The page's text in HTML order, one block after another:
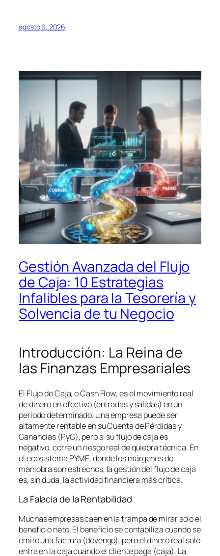
agosto 6, 2026
Gestión Avanzada del Flujo
de Caja: 10 Estrategias
Infalibles para la Tesorería y
Solvencia de tu Negocio
Introducción: La Reina de
las Finanzas Empresariales
El Flujo de Caja, oCash Flow, es el movimiento real
de dinero en efectivo (entradas y salidas) en un
periodo determinado. Una empresa puede ser
altamente rentable en su Cuenta de Pérdidas y
Ganancias (PyG), pero si su flujo de caja es
negativo, corre un riesgo real de quiebra técnica. En
el ecosistema PYME, donde los márgenes de
maniobra son estrechos, la gestión del flujo de caja
es, sin duda, la actividad financiera más crítica.
La Falacia de la Rentabilidad
Muchas empresas caen en la trampa de mirar solo el
beneficio neto. El beneficio se contabiliza cuando se
emite una factura (devengo), pero el dinero real solo
entra en la caja cuando el cliente paga (caja). La